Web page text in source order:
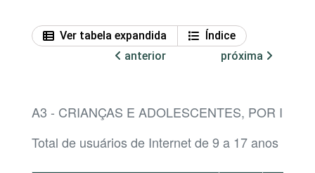
Ver tabela expandida
Índice
anterior
próxima
A3 - CRIANÇAS E ADOLESCENTES, POR
Total de usuários de Internet de 9 a 17 anos